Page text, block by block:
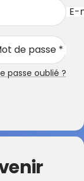
E-
de passe *
passe oublié ?